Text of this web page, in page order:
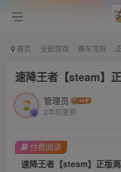
首页 全部游戏 赛车竞技
速降王者【steam】
管理员
2年前更新
速降王者【steam】正版
付费阅读